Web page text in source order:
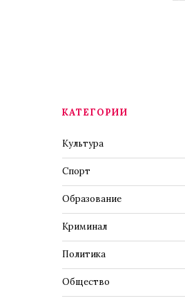
КАТЕГОРИИ
Культура
Спорт
Образование
Криминал
Политика
Общество